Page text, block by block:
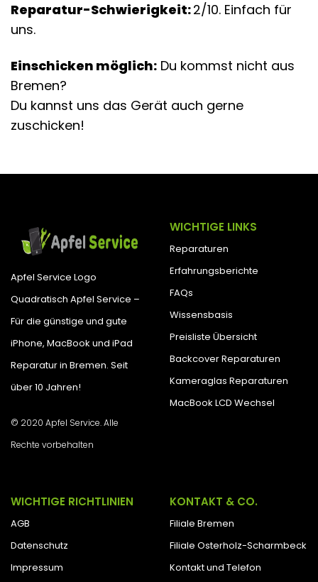
Reparatur-Schwierigkeit:2/10. Einfach für
uns.
Einschicken möglich: Du kommst nicht aus
Bremen?
Du kannst uns das Gerät auch gerne
zuschicken!
Apfel Service Logo
Quadratisch Apfel Service –
Für die günstige und gute
iPhone, MacBook und iPad
Reparatur in Bremen. Seit
über 10 Jahren!
© 2020 Apfel Service. Alle
Rechte vorbehalten
WICHTIGE LINKS
Reparaturen
Erfahrungsberichte
FAQs
Wissensbasis
Preisliste Übersicht
Backcover Reparaturen
Kameraglas Reparaturen
MacBook LCD Wechsel
WICHTIGE RICHTLINIEN
AGB
Datenschutz
Impressum
KONTAKT & CO.
Filiale Bremen
Filiale Osterholz-Scharmbeck
Kontakt und Telefon